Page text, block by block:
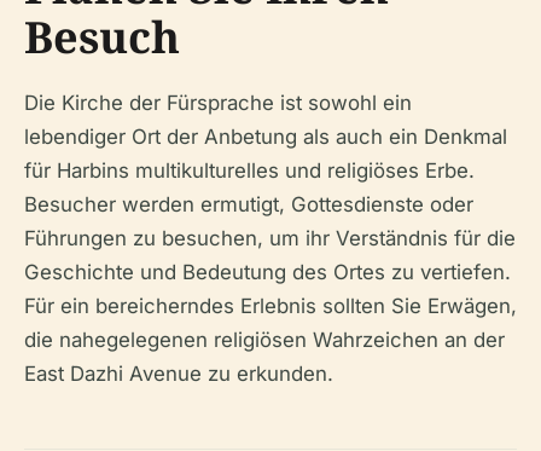
Besuch
Die Kirche der Fürsprache ist sowohl ein
lebendiger Ort der Anbetung als auch ein Denkmal
für Harbins multikulturelles und religiöses Erbe.
Besucher werden ermutigt, Gottesdienste oder
Führungen zu besuchen, um ihr Verständnis für die
Geschichte und Bedeutung des Ortes zu vertiefen.
Für ein bereicherndes Erlebnis sollten Sie Erwägen,
die nahegelegenen religiösen Wahrzeichen an der
East Dazhi Avenue zu erkunden.